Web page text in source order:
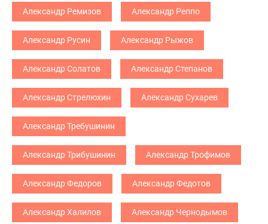
Александр Ремизов Александр Реппо
Александр Русин Александр Рыжов
Александр Солатов Александр Степанов
Александр Стрелюхин Александр Сухарев
Александр Требушинин
Александр Трибушинин Александр Трофимов
Александр Федоров Александр Федотов
Александр Халилов Александр Чернодымов